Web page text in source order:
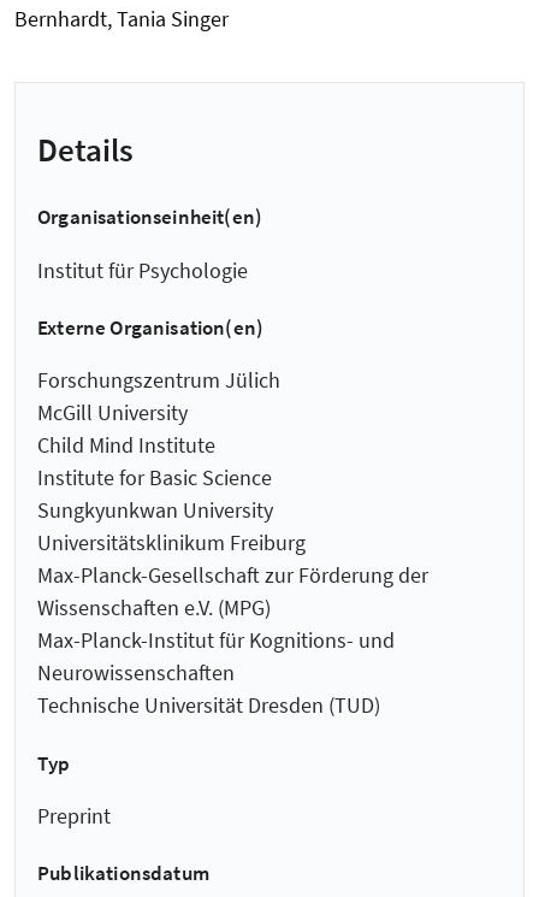
Bernhardt, Tania Singer
Details
Organisationseinheit(en)
Institut für Psychologie
Externe Organisation(en)
Forschungszentrum Jülich
McGill University
Child Mind Institute
Institute for Basic Science
Sungkyunkwan University
Universitätsklinikum Freiburg
Max-Planck-Gesellschaft zur Förderung der
Wissenschaften e.V. (MPG)
Max-Planck-Institut für Kognitions- und
Neurowissenschaften
Technische Universität Dresden (TUD)
Typ
Preprint
Publikationsdatum